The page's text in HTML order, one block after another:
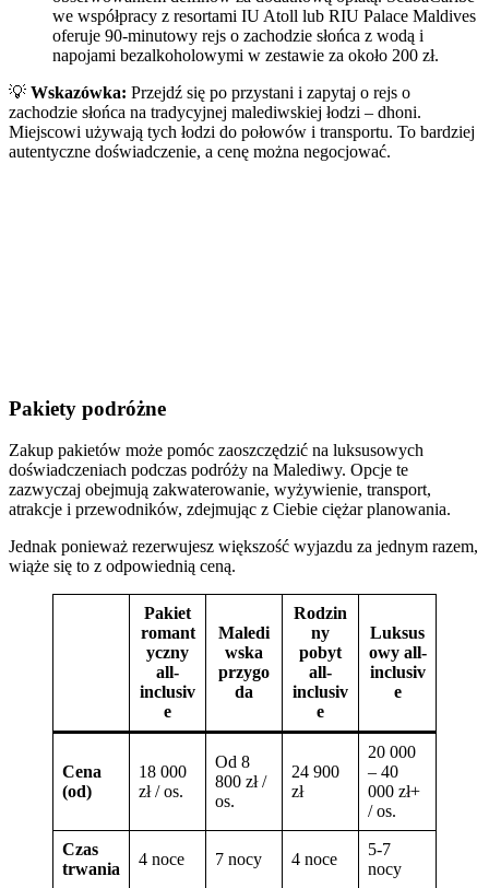
we współpracy z resortami IU Atoll lub RIU Palace Maldives
oferuje 90-minutowy rejs o zachodzie słońca z wodą i
napojami bezalkoholowymi w zestawie za około 200 zł.
💡 Wskazówka: Przejdź się po przystani i zapytaj o rejs o
zachodzie słońca na tradycyjnej malediwskiej łodzi – dhoni.
Miejscowi używają tych łodzi do połowów i transportu. To bardziej
autentyczne doświadczenie, a cenę można negocjować.
Pakiety podróżne
Zakup pakietów może pomóc zaoszczędzić na luksusowych
doświadczeniach podczas podróży na Malediwy. Opcje te
zazwyczaj obejmują zakwaterowanie, wyżywienie, transport,
atrakcje i przewodników, zdejmując z Ciebie ciężar planowania.
Jednak ponieważ rezerwujesz większość wyjazdu za jednym razem,
wiąże się to z odpowiednią ceną.
Pakiet
romant
yczny
all-
inclusiv
e
Maledi
wska
przygo
da
Rodzin
ny
pobyt
all-
inclusiv
e
Luksus
owy all-
inclusiv
e
Cena
(od)
18 000
zł / os.
Od 8
800 zł /
os.
24 900
zł
20 000
– 40
000 zł+
/ os.
Czas
trwania
4 noce 7 nocy 4 noce
5-7
nocy